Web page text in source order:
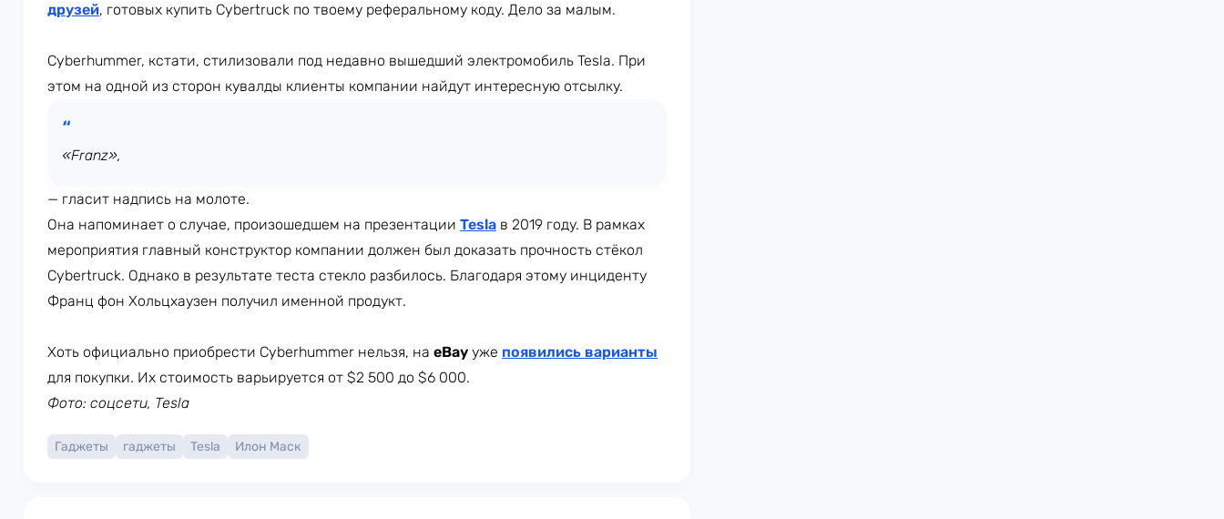
друзей, готовых купить Cybertruck по твоему реферальному коду. Дело за малым.
Cyberhummer, кстати, стилизовали под недавно вышедший электромобиль Tesla. При
этом на одной из сторон кувалды клиенты компании найдут интересную отсылку.
«Franz»,
— гласит надпись на молоте.
Она напоминает о случае, произошедшем на презентации Tesla в 2019 году. В рамках
мероприятия главный конструктор компании должен был доказать прочность стёкол
Cybertruck. Однако в результате теста стекло разбилось. Благодаря этому инциденту
Франц фон Хольцхаузен получил именной продукт.
Хоть официально приобрести Cyberhummer нельзя, на eBay уже появились варианты
для покупки. Их стоимость варьируется от $2 500 до $6 000.
Фото: соцсети, Tesla
Гаджеты гаджеты Tesla Илон Маск